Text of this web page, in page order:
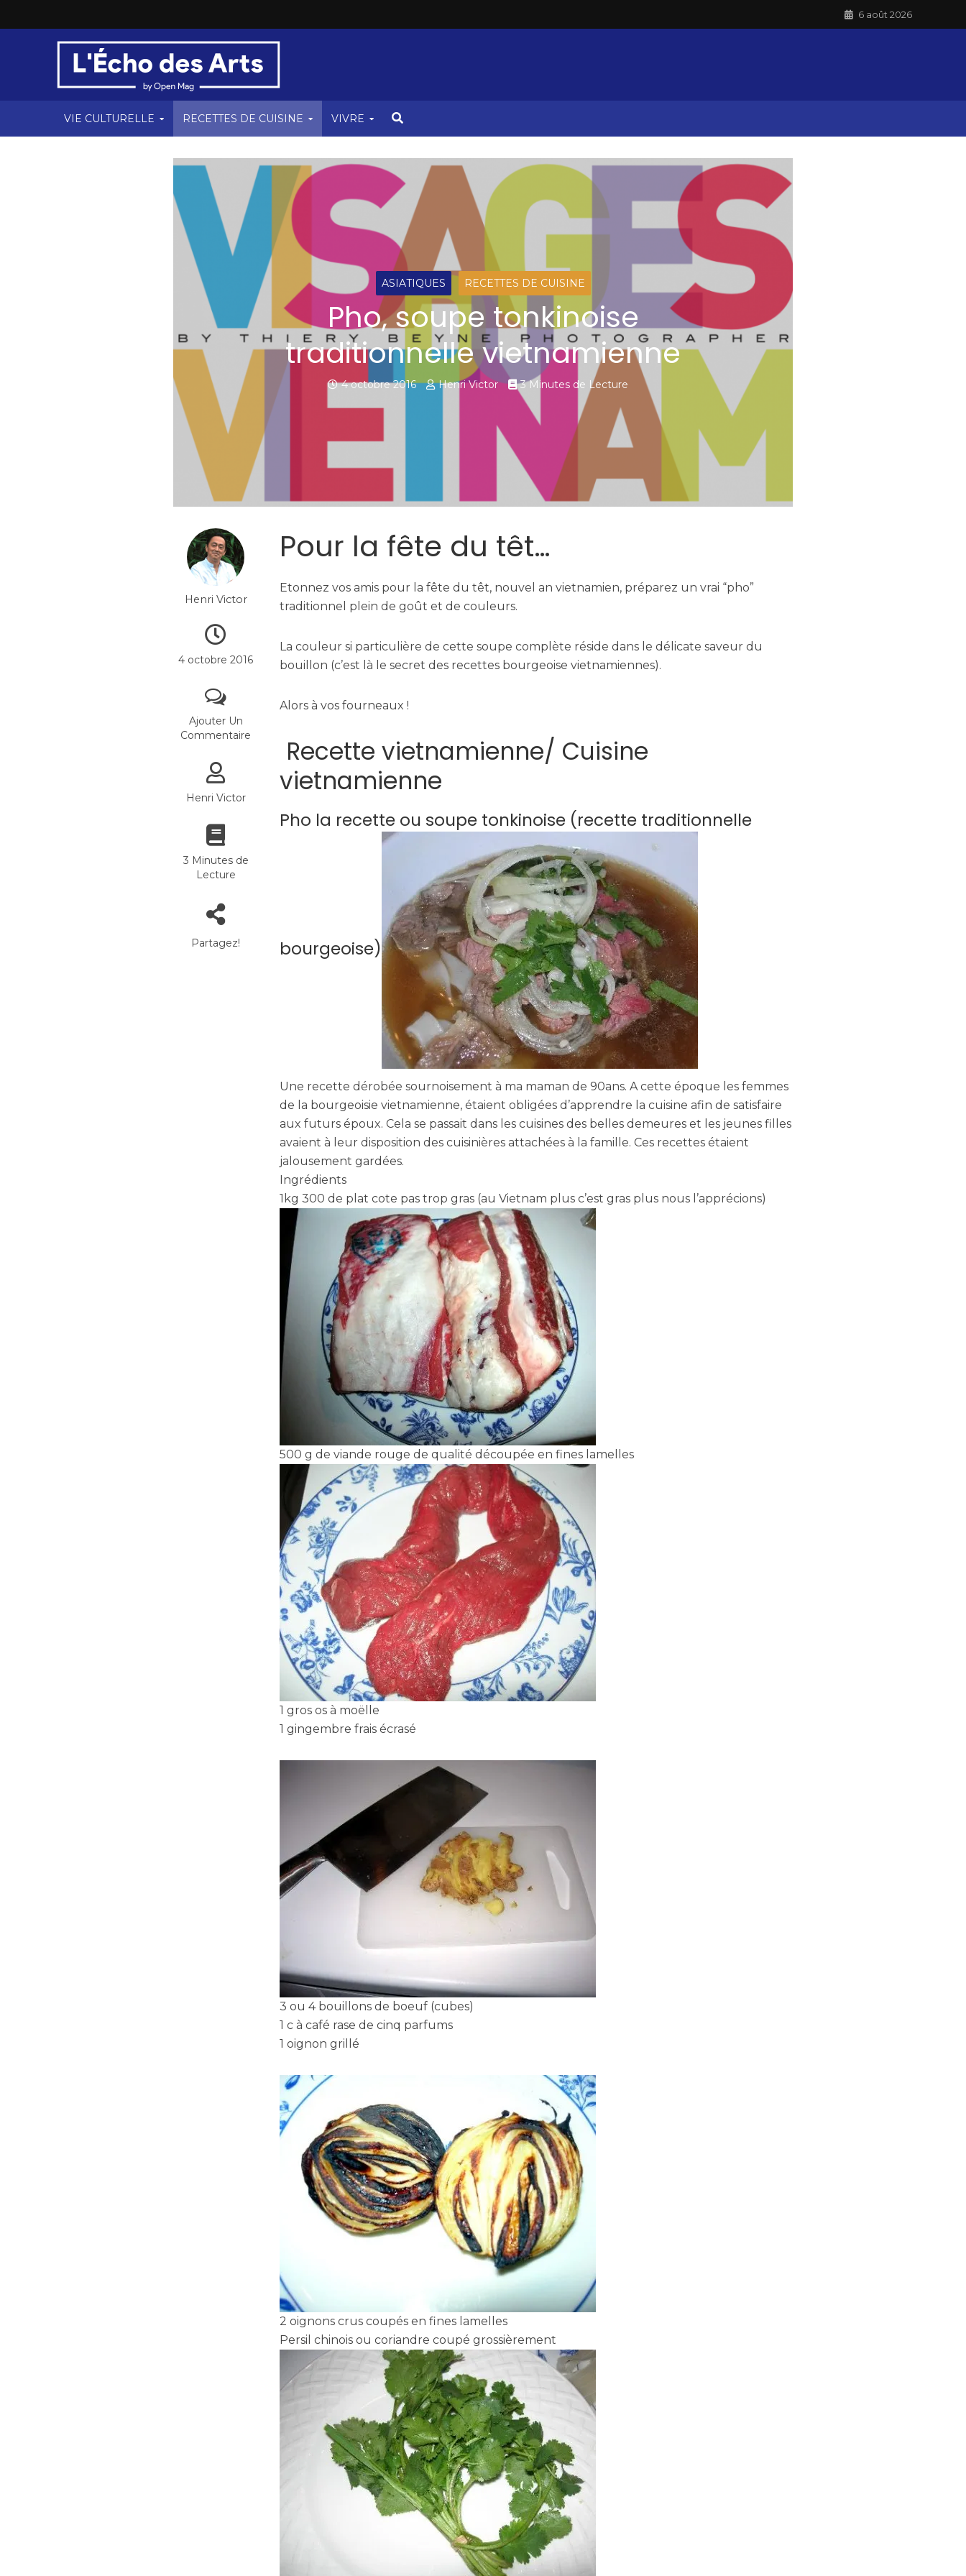
6 août 2026
VIE CULTURELLE RECETTES DE CUISINE VIVRE
ASIATIQUES RECETTES DE CUISINE
Pho, soupe tonkinoise
traditionnelle vietnamienne
4 octobre 2016 Henri Victor 3 Minutes de Lecture
Henri Victor
4 octobre 2016
Ajouter Un
Commentaire
Henri Victor
3 Minutes de
Lecture
Partagez!
Pour la fête du têt…
Etonnez vos amis pour la fête du têt, nouvel an vietnamien, préparez un vrai “pho”
traditionnel plein de goût et de couleurs.
La couleur si particulière de cette soupe complète réside dans le délicate saveur du
bouillon (c’est là le secret des recettes bourgeoise vietnamiennes).
Alors à vos fourneaux !
Recette vietnamienne/ Cuisine
vietnamienne
Pho la recette ou soupe tonkinoise (recette traditionnelle
bourgeoise)
Une recette dérobée sournoisement à ma maman de 90ans. A cette époque les femmes
de la bourgeoisie vietnamienne, étaient obligées d’apprendre la cuisine afin de satisfaire
aux futurs époux. Cela se passait dans les cuisines des belles demeures et les jeunes filles
avaient à leur disposition des cuisinières attachées à la famille. Ces recettes étaient
jalousement gardées.
Ingrédients
1kg 300 de plat cote pas trop gras (au Vietnam plus c’est gras plus nous l’apprécions)
500 g de viande rouge de qualité découpée en fines lamelles
1 gros os à moëlle
1 gingembre frais écrasé
3 ou 4 bouillons de boeuf (cubes)
1 c à café rase de cinq parfums
1 oignon grillé
2 oignons crus coupés en fines lamelles
Persil chinois ou coriandre coupé grossièrement